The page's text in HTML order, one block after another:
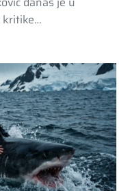
kritike…